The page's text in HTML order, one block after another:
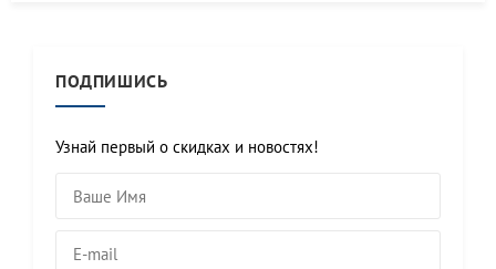
ПОДПИШИСЬ
Узнай первый о скидках и новостях!